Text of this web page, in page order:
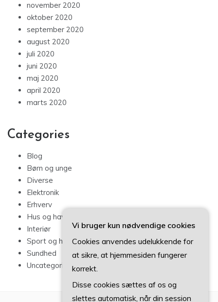
november 2020
oktober 2020
september 2020
august 2020
juli 2020
juni 2020
maj 2020
april 2020
marts 2020
Categories
Blog
Børn og unge
Diverse
Elektronik
Erhverv
Hus og have
Interiør
Sport og hobby
Sundhed
Uncategorized
Vi bruger kun nødvendige cookies
Cookies anvendes udelukkende for
at sikre, at hjemmesiden fungerer
korrekt.
Disse cookies sættes af os og
slettes automatisk, når din session